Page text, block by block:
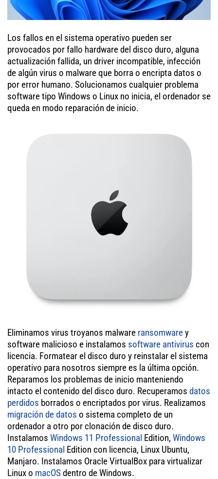
Los fallos en el sistema operativo pueden ser
provocados por fallo hardware del disco duro, alguna
actualización fallida, un driver incompatible, infección
de algún virus o malware que borra o encripta datos o
por error humano. Solucionamos cualquier problema
software tipo Windows o Linux no inicia, el ordenador se
queda en modo reparación de inicio.
Eliminamos virus troyanos malware ransomwarey
software malicioso e instalamos software antivirus con
licencia. Formatear el disco duro y reinstalar el sistema
operativo para nosotros siempre es la última opción.
Reparamos los problemas de inicio manteniendo
intacto el contenido del disco duro. Recuperamos datos
perdidos borrados o encriptados por virus. Realizamos
migración de datos o sistema completo de un
ordenador a otro por clonación de disco duro.
Instalamos Windows 11 Professional Edition, Windows
10 Professional Edition con licencia, Linux Ubuntu,
Manjaro. Instalamos Oracle VirtualBox para virtualizar
Linux o macOS dentro de Windows.